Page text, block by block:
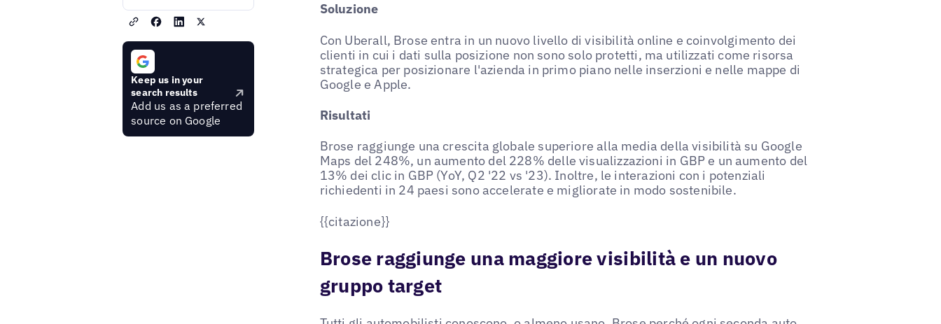
Keep us in your
search results
Add us as a preferred
source on Google
Soluzione
Con Uberall, Brose entra in un nuovo livello di visibilità online e coinvolgimento dei
clienti in cui i dati sulla posizione non sono solo protetti, ma utilizzati come risorsa
strategica per posizionare l'azienda in primo piano nelle inserzioni e nelle mappe di
Google e Apple.
Risultati
Brose raggiunge una crescita globale superiore alla media della visibilità su Google
Maps del 248%, un aumento del 228% delle visualizzazioni in GBP e un aumento del
13% dei clic in GBP (YoY, Q2 '22 vs '23). Inoltre, le interazioni con i potenziali
richiedenti in 24 paesi sono accelerate e migliorate in modo sostenibile.
{{citazione}}
Brose raggiunge una maggiore visibilità e un nuovo
gruppo target